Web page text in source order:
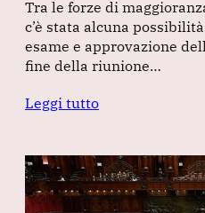
Tra le forze di
c’è stata alcuna
esame e approvazione
fine della riunione…
Leggi tutto